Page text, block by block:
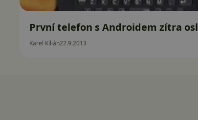
První telefon s Androidem zítra
Karel Kilián22.9.2013